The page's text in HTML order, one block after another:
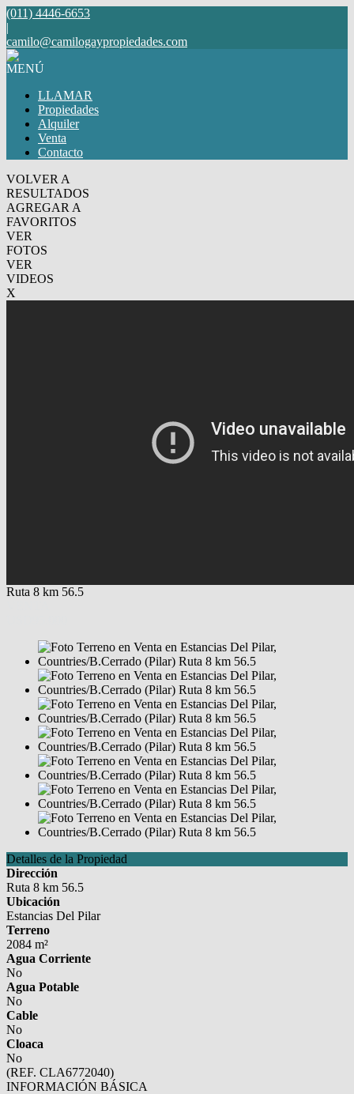
(011) 4446-6653
|
camilo@camilogaypropiedades.com
MENÚ
LLAMAR
Propiedades
Alquiler
Venta
Contacto
VOLVER A
RESULTADOS
AGREGAR A
FAVORITOS
VER
FOTOS
VER
VIDEOS
X
Ruta 8 km 56.5
Detalles de la Propiedad
Dirección
Ruta 8 km 56.5
Ubicación
Estancias Del Pilar
Terreno
2084 m²
Agua Corriente
No
Agua Potable
No
Cable
No
Cloaca
No
(REF. CLA6772040)
INFORMACIÓN BÁSICA